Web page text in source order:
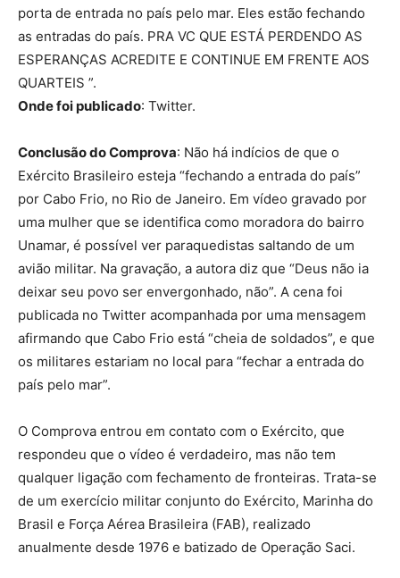
porta de entrada no país pelo mar. Eles estão fechando
as entradas do país. PRA VC QUE ESTÁ PERDENDO AS
ESPERANÇAS ACREDITE E CONTINUE EM FRENTE AOS
QUARTEIS ”.
Onde foi publicado: Twitter.
Conclusão do Comprova: Não há indícios de que o
Exército Brasileiro esteja “fechando a entrada do país”
por Cabo Frio, no Rio de Janeiro. Em vídeo gravado por
uma mulher que se identifica como moradora do bairro
Unamar, é possível ver paraquedistas saltando de um
avião militar. Na gravação, a autora diz que “Deus não ia
deixar seu povo ser envergonhado, não”. A cena foi
publicada no Twitter acompanhada por uma mensagem
afirmando que Cabo Frio está “cheia de soldados”, e que
os militares estariam no local para “fechar a entrada do
país pelo mar”.
O Comprova entrou em contato com o Exército, que
respondeu que o vídeo é verdadeiro, mas não tem
qualquer ligação com fechamento de fronteiras. Trata-se
de um exercício militar conjunto do Exército, Marinha do
Brasil e Força Aérea Brasileira (FAB), realizado
anualmente desde 1976 e batizado de Operação Saci.